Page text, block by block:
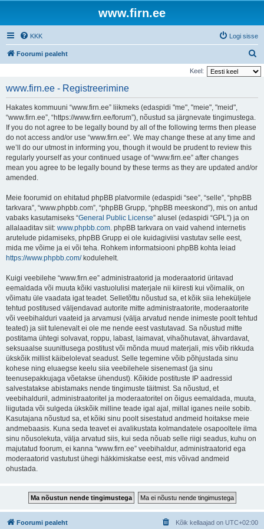
www.firn.ee
KKK Logi sisse
Foorumi pealeht
t
Keel:
www.firn.ee - Registreerimine
Hakates kommuuni “www.firn.ee” liikmeks (edaspidi "me", "meie", "meid",
“www.firn.ee”, “https://www.firn.ee/forum”), nõustud sa järgnevate tingimustega.
If you do not agree to be legally bound by all of the following terms then please
do not access and/or use “www.firn.ee”. We may change these at any time and
we’ll do our utmost in informing you, though it would be prudent to review this
regularly yourself as your continued usage of “www.firn.ee” after changes
mean you agree to be legally bound by these terms as they are updated and/or
amended.
Meie foorumid on ehitatud phpBB platvormile (edaspidi “see”, “selle”, “phpBB
tarkvara”, “www.phpbb.com”, “phpBB Grupp, “phpBB meeskond”), mis on antud
vabaks kasutamiseks “General Public License” alusel (edaspidi “GPL”) ja on
allalaaditav siit: www.phpbb.com. phpBB tarkvara on vaid vahend internetis
arutelude pidamiseks, phpBB Grupp ei ole kuidagiviisi vastutav selle eest,
mida me võime ja ei või teha. Rohkem informatsiooni phpBB kohta leiad
https://www.phpbb.com/kodulehelt.
Kuigi veebilehe “www.firn.ee” administraatorid ja moderaatorid üritavad
eemaldada või muuta kõiki vastuolulisi materjale nii kiiresti kui võimalik, on
võimatu üle vaadata igat teadet. Selletõttu nõustud sa, et kõik siia leheküljele
tehtud postitused väljendavad autorite mitte administraatorite, moderaatorite
või veebihalduri vaateid ja arvamusi (välja arvatud nende inimeste poolt tehtud
teated) ja siit tulenevalt ei ole me nende eest vastutavad. Sa nõustud mitte
postitama ühtegi solvavat, roppu, labast, laimavat, vihaõhutavat, ähvardavat,
seksuaalse suunitlusega postitust või mõnda muud materjali, mis võib rikkuda
ükskõik millist käibelolevat seadust. Selle tegemine võib põhjustada sinu
kohese ning eluaegse keelu siia veebilehele sisenemast (ja sinu
teenusepakkujaga võetakse ühendust). Kõikide postituste IP aadressid
salvestatakse abistamaks nende tingimuste täitmist. Sa nõustud, et
veebihalduril, administraatoritel ja moderaatoritel on õigus eemaldada, muuta,
liigutada või sulgeda ükskõik milline teade igal ajal, millal iganes neile sobib.
Kasutajana nõustud sa, et kõiki sinu poolt sisestatud andmeid hoitakse meie
andmebaasis. Kuna seda teavet ei avalikustata kolmandatele osapooltele ilma
sinu nõusolekuta, välja arvatud siis, kui seda nõuab selle riigi seadus, kuhu on
majutatud foorum, ei kanna “www.firn.ee” veebihaldur, administraatorid ega
moderaatorid vastutust ühegi häkkimiskatse eest, mis võivad andmeid
ohustada.
Foorumi pealeht Kõik kellaajad on UTC+02:00